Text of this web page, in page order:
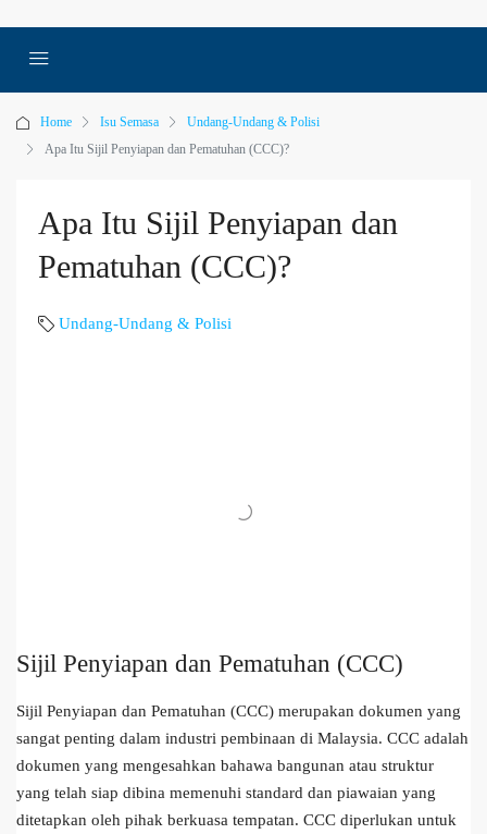
Home Isu Semasa
Undang-Undang & Polisi
Apa Itu Sijil Penyiapan dan Pematuhan (CCC)?
Apa Itu Sijil Penyiapan dan
Pematuhan (CCC)?
Undang-Undang & Polisi
Sijil Penyiapan dan Pematuhan (CCC)
Sijil Penyiapan dan Pematuhan (CCC) merupakan dokumen yang
sangat penting dalam industri pembinaan di Malaysia. CCC adalah
dokumen yang mengesahkan bahawa bangunan atau struktur
yang telah siap dibina memenuhi standard dan piawaian yang
ditetapkan oleh pihak berkuasa tempatan. CCC diperlukan untuk